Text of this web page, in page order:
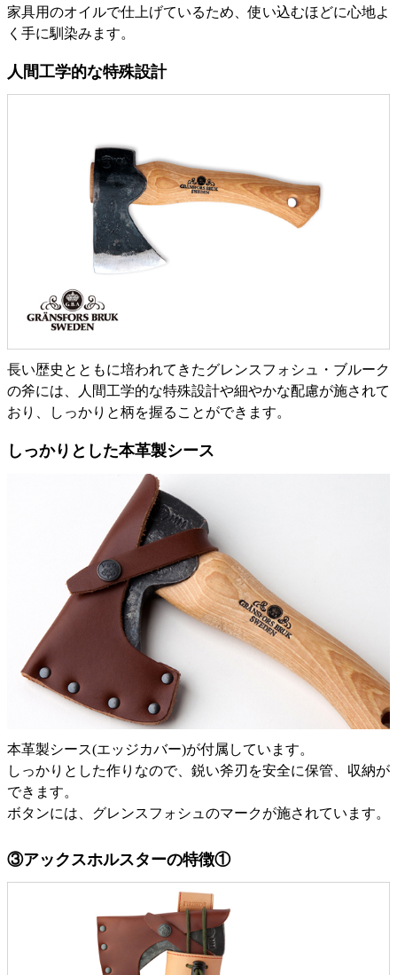
家具用のオイルで仕上げているため、使い込むほどに心地よ
く手に馴染みます。
人間工学的な特殊設計
長い歴史とともに培われてきたグレンスフォシュ・ブルーク
の斧には、人間工学的な特殊設計や細やかな配慮が施されて
おり、しっかりと柄を握ることができます。
しっかりとした本革製シース
本革製シース(エッジカバー)が付属しています。
しっかりとした作りなので、鋭い斧刃を安全に保管、収納が
できます。
ボタンには、グレンスフォシュのマークが施されています。
③アックスホルスターの特徴①